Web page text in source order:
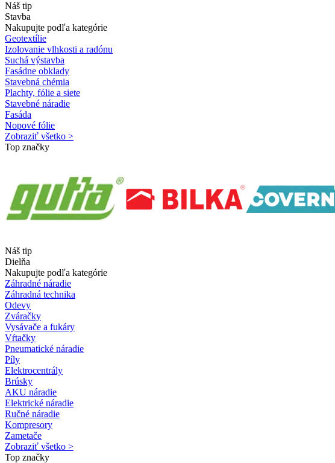
Náš tip
Stavba
Nakupujte podľa kategórie
Geotextílie
Izolovanie vlhkosti a radónu
Suchá výstavba
Fasádne obklady
Stavebná chémia
Plachty, fólie a siete
Stavebné náradie
Fasáda
Nopové fólie
Zobraziť všetko >
Top značky
Náš tip
Dielňa
Nakupujte podľa kategórie
Záhradné náradie
Záhradná technika
Odevy
Zváračky
Vysávače a fukáry
Vŕtačky
Pneumatické náradie
Píly
Elektrocentrály
Brúsky
AKU náradie
Elektrické náradie
Ručné náradie
Kompresory
Zametače
Zobraziť všetko >
Top značky